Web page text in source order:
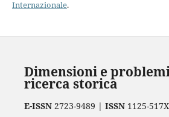
Internazionale.
Dimensioni e
ricerca storica
E-ISSN2723-9489 | ISSN1125-517X